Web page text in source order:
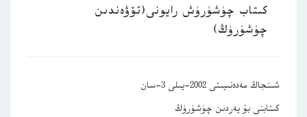
كىتاب چۈشۈرۈش رايونى(تۆۋەندىن
چۈشۈرۈڭ)
شىنجاڭ مەدەنىيىتى 2002-يىلى 3-سان
كىتابنى بۇ يەردىن چۈشۈرۈڭ